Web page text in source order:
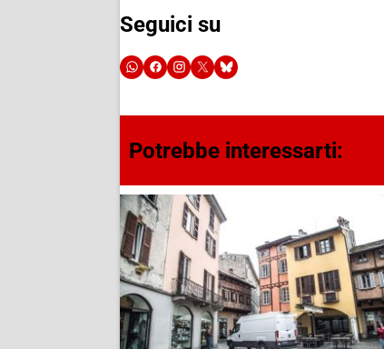
Seguici su
Potrebbe interessarti: